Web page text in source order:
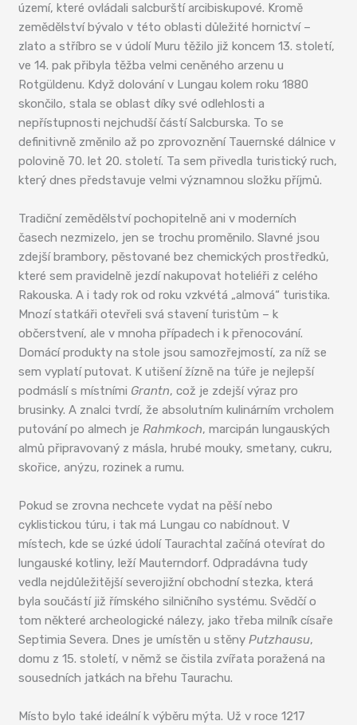
území, které ovládali salcburští arcibiskupové. Kromě
zemědělství bývalo v této oblasti důležité hornictví –
zlato a stříbro se v údolí Muru těžilo již koncem 13. století,
ve 14. pak přibyla těžba velmi ceněného arzenu u
Rotgüldenu. Když dolování v Lungau kolem roku 1880
skončilo, stala se oblast díky své odlehlosti a
nepřístupnosti nejchudší částí Salcburska. To se
definitivně změnilo až po zprovoznění Tauernské dálnice v
polovině 70. let 20. století. Ta sem přivedla turistický ruch,
který dnes představuje velmi významnou složku příjmů.
Tradiční zemědělství pochopitelně ani v moderních
časech nezmizelo, jen se trochu proměnilo. Slavné jsou
zdejší brambory, pěstované bez chemických prostředků,
které sem pravidelně jezdí nakupovat hoteliéři z celého
Rakouska. A i tady rok od roku vzkvétá „almová“ turistika.
Mnozí statkáři otevřeli svá stavení turistům – k
občerstvení, ale v mnoha případech i k přenocování.
Domácí produkty na stole jsou samozřejmostí, za níž se
sem vyplatí putovat. K utišení žízně na túře je nejlepší
podmáslí s místními Grantn, což je zdejší výraz pro
brusinky. A znalci tvrdí, že absolutním kulinárním vrcholem
putování po almech jeRahmkoch, marcipán lungauských
almů připravovaný z másla, hrubé mouky, smetany, cukru,
skořice, anýzu, rozinek a rumu.
Pokud se zrovna nechcete vydat na pěší nebo
cyklistickou túru, i tak má Lungau co nabídnout. V
místech, kde se úzké údolí Taurachtal začíná otevírat do
lungauské kotliny, leží Mauterndorf. Odpradávna tudy
vedla nejdůležitější severojižní obchodní stezka, která
byla součástí již římského silničního systému. Svědčí o
tom některé archeologické nálezy, jako třeba milník císaře
Septimia Severa. Dnes je umístěn u stěnyPutzhausu,
domu z 15. století, v němž se čistila zvířata poražená na
sousedních jatkách na břehu Taurachu.
Místo bylo také ideální k výběru mýta. Už v roce 1217